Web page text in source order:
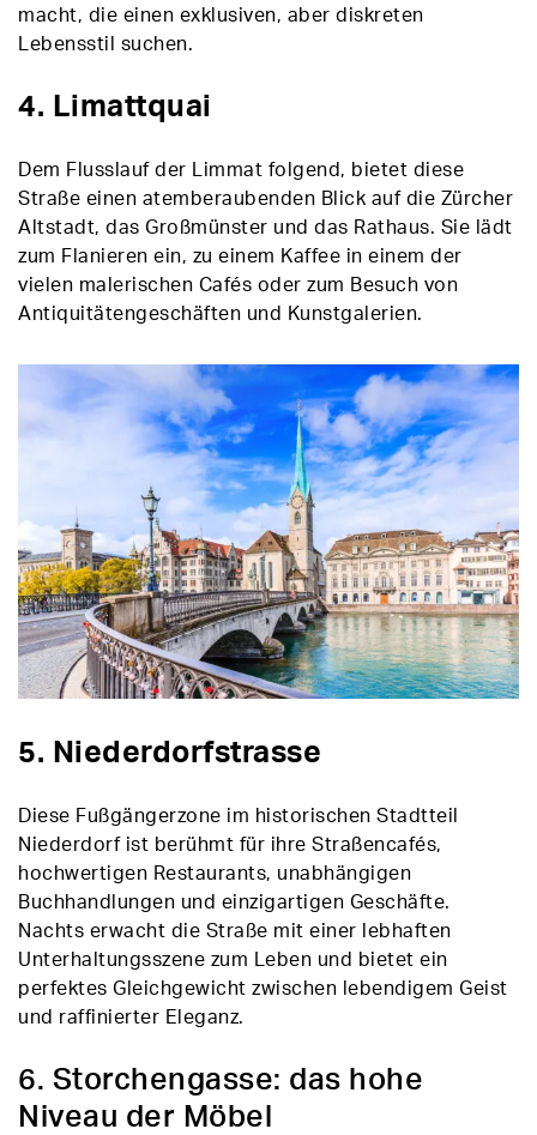
macht, die einen exklusiven, aber diskreten
Lebensstil suchen.
4. Limattquai
Dem Flusslauf der Limmat folgend, bietet diese
Straße einen atemberaubenden Blick auf die Zürcher
Altstadt, das Großmünster und das Rathaus. Sie lädt
zum Flanieren ein, zu einem Kaffee in einem der
vielen malerischen Cafés oder zum Besuch von
Antiquitätengeschäften und Kunstgalerien.
5. Niederdorfstrasse
Diese Fußgängerzone im historischen Stadtteil
Niederdorf ist berühmt für ihre Straßencafés,
hochwertigen Restaurants, unabhängigen
Buchhandlungen und einzigartigen Geschäfte.
Nachts erwacht die Straße mit einer lebhaften
Unterhaltungsszene zum Leben und bietet ein
perfektes Gleichgewicht zwischen lebendigem Geist
und raffinierter Eleganz.
6. Storchengasse: das hohe
Niveau der Möbel